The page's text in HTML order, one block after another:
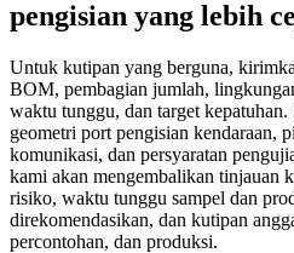
pengisian yang lebih
Untuk kutipan yang berguna,
BOM, pembagian jumlah,
waktu tunggu, dan target
geometri port pengisian kendaraan,
komunikasi, dan persyaratan
kami akan mengembalikan tinjauan
risiko, waktu tunggu sampel dan
direkomendasikan, dan kutipan
percontohan, dan produksi.